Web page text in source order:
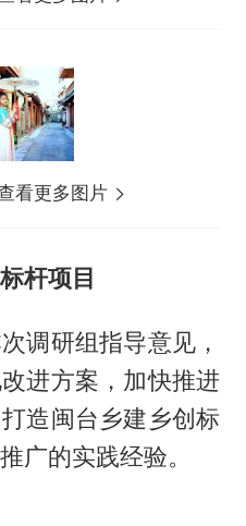
看更多图片
杆项目
调研组指导意见，
进方案，加快推进
造闽台乡建乡创标
广的实践经验。